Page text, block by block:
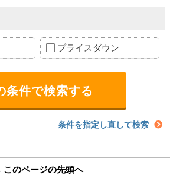
プライスダウン
条件を指定し直して検索
このページの先頭へ